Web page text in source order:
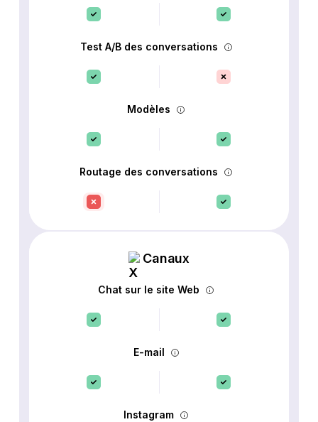
Test A/B des conversations
Modèles
Routage des conversations
Canaux
Chat sur le site Web
E-mail
Instagram